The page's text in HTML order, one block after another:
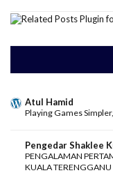
Atul Hamid
Playing Games
Pengedar Shaklee
PENGALAMAN
KUALA TERENGGANU